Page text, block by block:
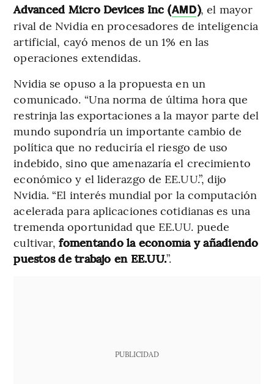
Advanced Micro Devices Inc (AMD), el mayor
rival de Nvidia en procesadores de inteligencia
artificial, cayó menos de un 1% en las
operaciones extendidas.
Nvidia se opuso a la propuesta en un
comunicado. “Una norma de última hora que
restrinja las exportaciones a la mayor parte del
mundo supondría un importante cambio de
política que no reduciría el riesgo de uso
indebido, sino que amenazaría el crecimiento
económico y el liderazgo de EE.UU.”, dijo
Nvidia. “El interés mundial por la computación
acelerada para aplicaciones cotidianas es una
tremenda oportunidad que EE.UU. puede
cultivar,fomentando la economía y añadiendo
puestos de trabajo en EE.UU.”.
PUBLICIDAD